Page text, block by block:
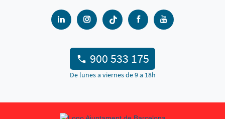
900 533 175
De lunes a viernes de 9 a 18h